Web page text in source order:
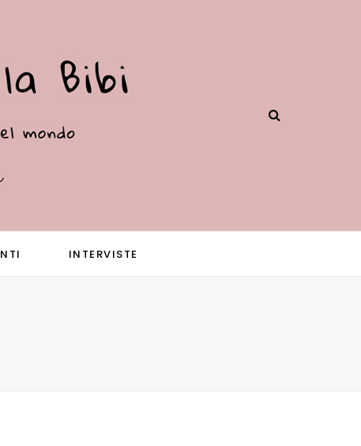
INTERVISTE